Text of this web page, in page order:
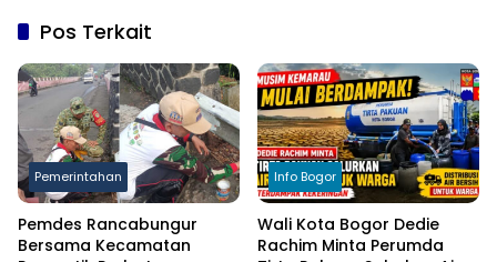
Pos Terkait
Pemerintahan
Pemdes Rancabungur
Bersama Kecamatan
Info Bogor
Wali Kota Bogor Dedie
Rachim Minta Perumda